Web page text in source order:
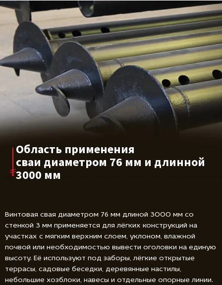
Область применения
сваи диаметром 76 мм и длинной
3000 мм
Винтовая свая диаметром 76 мм длиной 3000 мм со
стенкой 3 мм применяется для лёгких конструкций на
участках с мягким верхним слоем, уклоном, влажной
почвой или необходимостью вывести оголовки на единую
высоту. Её используют под заборы, лёгкие открытые
террасы, садовые беседки, деревянные настилы,
небольшие хозблоки, навесы и отдельные опорные линии.